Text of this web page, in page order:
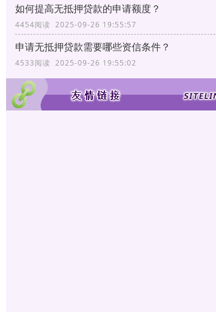
如何提高无抵押贷款的申请额度？
4454阅读 2025-09-26 19:55:57
申请无抵押贷款需要哪些资信条件？
4533阅读 2025-09-26 19:55:02